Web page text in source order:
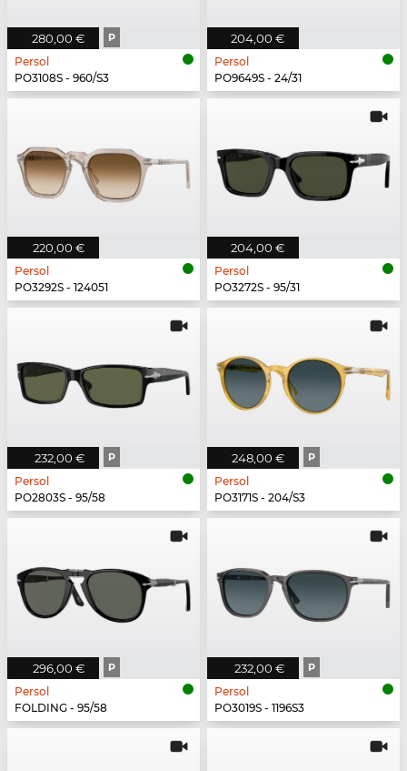
280,00 € P
Persol
PO3108S - 960/S3
204,00 €
Persol
PO9649S - 24/31
220,00 €
Persol
PO3292S - 124051
204,00 €
Persol
PO3272S - 95/31
232,00 € P
Persol
PO2803S - 95/58
248,00 € P
Persol
PO3171S - 204/S3
296,00 € P
Persol
FOLDING - 95/58
232,00 € P
Persol
PO3019S - 1196S3